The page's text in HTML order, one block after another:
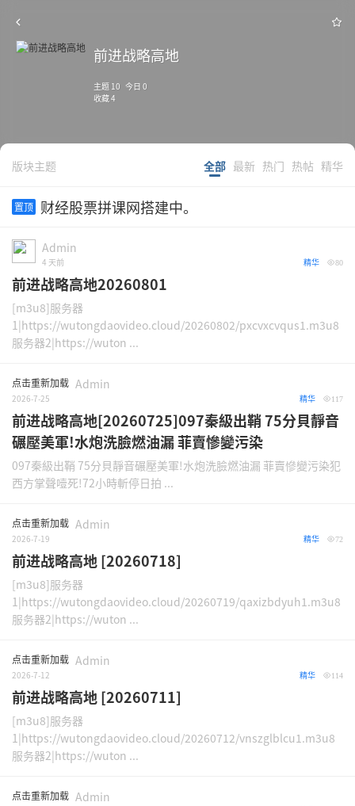
前进战略高地
主题 10 今日 0
收藏 4
版块主题 全部 最新 热门 热帖 精华
置顶 财经股票拼课网搭建中。
Admin
4 天前 80
精华
前进战略高地20260801
[m3u8]服务器
1|https://wutongdaovideo.cloud/20260802/pxcvxcvqus1.m3u8
服务器2|https://wuton ...
点击重新加载 Admin
2026-7-25 117
精华
前进战略高地[20260725]097秦級出鞘 75分貝靜音
碾壓美軍!水炮洗臉燃油漏 菲賣慘變污染
097秦級出鞘 75分貝靜音碾壓美軍!水炮洗臉燃油漏 菲賣慘變污染犯
西方掌聲噎死!72小時斬停日拍 ...
点击重新加载 Admin
2026-7-19 72
精华
前进战略高地 [20260718]
[m3u8]服务器
1|https://wutongdaovideo.cloud/20260719/qaxizbdyuh1.m3u8
服务器2|https://wuton ...
点击重新加载 Admin
2026-7-12 114
精华
前进战略高地 [20260711]
[m3u8]服务器
1|https://wutongdaovideo.cloud/20260712/vnszglblcu1.m3u8
服务器2|https://wuton ...
点击重新加载 Admin